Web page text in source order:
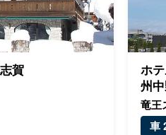
賀
ホ
州
竜王
車